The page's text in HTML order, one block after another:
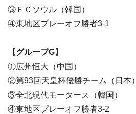
③ＦＣソウル（韓国）
④東地区プレーオフ勝者3-1
【グループG】
①広州恒大（中国）
②第93回天皇杯優勝チーム（日本）
③全北現代モータース（韓国）
④東地区プレーオフ勝者3-2